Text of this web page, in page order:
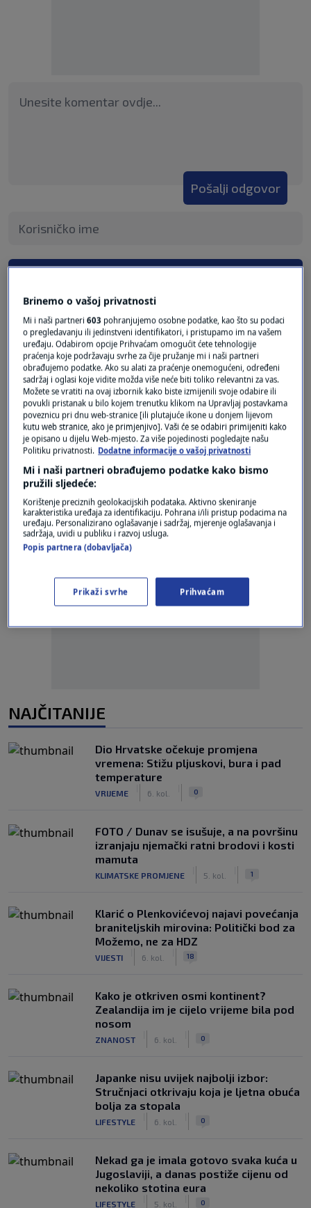
Pošalji odgovor
Oglas
Oglas
NAJČITANIJE
Dio Hrvatske očekuje promjena
vremena: Stižu pljuskovi, bura i pad
temperature
VRIJEME 6. kol. 0
FOTO / Dunav se isušuje, a na površinu
izranjaju njemački ratni brodovi i kosti
mamuta
KLIMATSKE PROMJENE 5. kol. 1
Klarić o Plenkovićevoj najavi povećanja
braniteljskih mirovina: Politički bod za
Možemo, ne za HDZ
VIJESTI 6. kol. 18
Kako je otkriven osmi kontinent?
Zealandija im je cijelo vrijeme bila pod
nosom
ZNANOST 6. kol. 0
Japanke nisu uvijek najbolji izbor:
Stručnjaci otkrivaju koja je ljetna obuća
bolja za stopala
LIFESTYLE 6. kol. 0
Nekad ga je imala gotovo svaka kuća u
Jugoslaviji, a danas postiže cijenu od
nekoliko stotina eura
LIFESTYLE 5. kol. 0
Brinemo o vašoj privatnosti
Mi i naši partneri603 pohranjujemo osobne podatke, kao što su podaci
o pregledavanju ili jedinstveni identifikatori, i pristupamo im na vašem
uređaju. Odabirom opcije Prihvaćam omogućit ćete tehnologije
praćenja koje podržavaju svrhe za čije pružanje mi i naši partneri
obrađujemo podatke. Ako su alati za praćenje onemogućeni, određeni
sadržaj i oglasi koje vidite možda više neće biti toliko relevantni za vas.
Možete se vratiti na ovaj izbornik kako biste izmijenili svoje odabire ili
povukli pristanak u bilo kojem trenutku klikom na Upravljaj postavkama
poveznicu pri dnu web-stranice [ili plutajuće ikone u donjem lijevom
kutu web stranice, ako je primjenjivo]. Vaši će se odabiri primijeniti kako
je opisano u dijelu Web-mjesto. Za više pojedinosti pogledajte našu
Politiku privatnosti. Dodatne informacije o vašoj privatnosti
Mi i naši partneri obrađujemo podatke kako bismo
pružili sljedeće:
Korištenje preciznih geolokacijskih podataka. Aktivno skeniranje
karakteristika uređaja za identifikaciju. Pohrana i/ili pristup podacima na
uređaju. Personalizirano oglašavanje i sadržaj, mjerenje oglašavanja i
sadržaja, uvidi u publiku i razvoj usluga.
Popis partnera (dobavljača)
Prikaži svrhe Prihvaćam